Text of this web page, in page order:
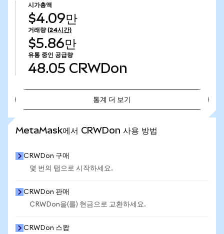
시가총액
$4.09만
거래량 (24시간)
$5.86만
유통 중인 공급량
48.05 CRWDon
통계 더 보기
MetaMask에서 CRWDon 사용 방법
CRWDon 구매
몇 번의 탭으로 시작하세요.
CRWDon 판매
CRWDon을(를) 현금으로 교환하세요.
CRWDon 스왑